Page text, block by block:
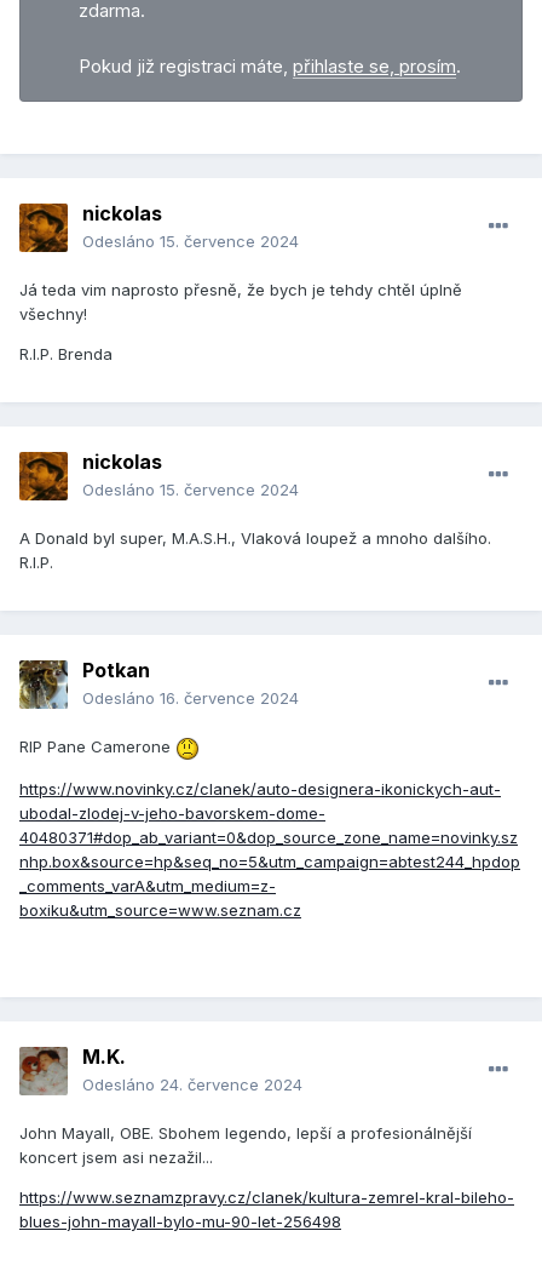
zdarma.
Pokud již registraci máte, přihlaste se, prosím.
nickolas
Odesláno 15. července 2024
Já teda vim naprosto přesně, že bych je tehdy chtěl úplně
všechny!
R.I.P. Brenda
nickolas
Odesláno 15. července 2024
A Donald byl super, M.A.S.H., Vlaková loupež a mnoho dalšího.
R.I.P.
Potkan
Odesláno 16. července 2024
RIP Pane Camerone
https://www.novinky.cz/clanek/auto-designera-ikonickych-aut-
ubodal-zlodej-v-jeho-bavorskem-dome-
40480371#dop_ab_variant=0&dop_source_zone_name=novinky.sz
nhp.box&source=hp&seq_no=5&utm_campaign=abtest244_hpdop
_comments_varA&utm_medium=z-
boxiku&utm_source=www.seznam.cz
M.K.
Odesláno 24. července 2024
John Mayall, OBE. Sbohem legendo, lepší a profesionálnější
koncert jsem asi nezažil...
https://www.seznamzpravy.cz/clanek/kultura-zemrel-kral-bileho-
blues-john-mayall-bylo-mu-90-let-256498